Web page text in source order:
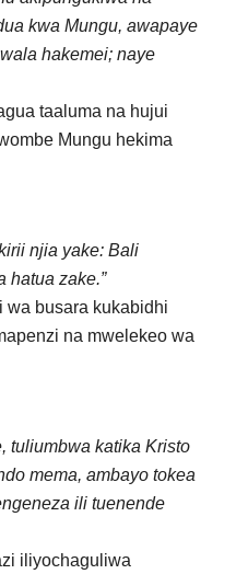
kwa Mungu, awapaye
hakemei; naye
taaluma na hujui
Mungu hekima
njia yake: Bali
hatua zake.”
wa busara kukabidhi
na mwelekeo wa
tuliumbwa katika Kristo
mema, ambayo tokea
ili tuenende
iliyochaguliwa